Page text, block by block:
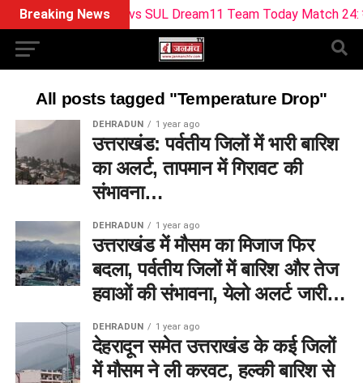
Breaking NewsBPH vs SUL Dream11 Team Today Match 24:
All posts tagged "Temperature Drop"
DEHRADUN 1 year ago
उत्तराखंड: पर्वतीय जिलों में भारी बारिश
का अलर्ट, तापमान में गिरावट की
संभावना…
DEHRADUN 1 year ago
उत्तराखंड में मौसम का मिजाज फिर
बदला, पर्वतीय जिलों में बारिश और तेज
हवाओं की संभावना, येलो अलर्ट जारी…
DEHRADUN 1 year ago
देहरादून समेत उत्तराखंड के कई जिलों
में मौसम ने ली करवट, हल्की बारिश से